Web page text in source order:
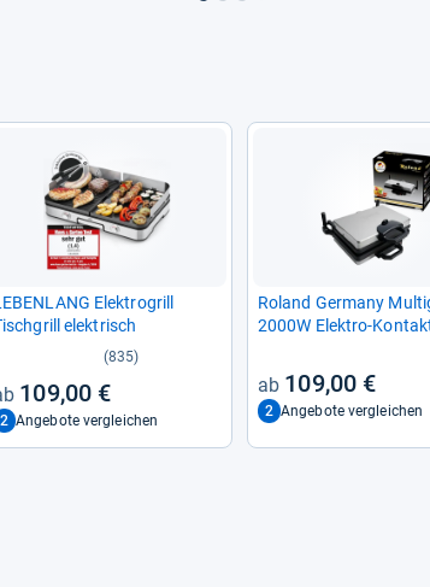
Elek­tro­grill
elek­trisch
(835)
109,00 €
2 Angebote vergleichen
Roland Ger­many
2000W Elek­tro-​
plat­ten, 5-​Stu­fen
re­ge­lung, für
Fleisch, Toast und
109,00 €
2 Angebote vergleichen